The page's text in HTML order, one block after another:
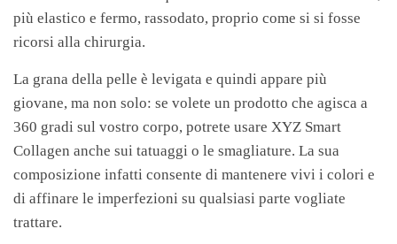
più elastico e fermo, rassodato, proprio come si si fosse
ricorsi alla chirurgia.
La grana della pelle è levigata e quindi appare più
giovane, ma non solo: se volete un prodotto che agisca a
360 gradi sul vostro corpo, potrete usare XYZ Smart
Collagen anche sui tatuaggi o le smagliature. La sua
composizione infatti consente di mantenere vivi i colori e
di affinare le imperfezioni su qualsiasi parte vogliate
trattare.